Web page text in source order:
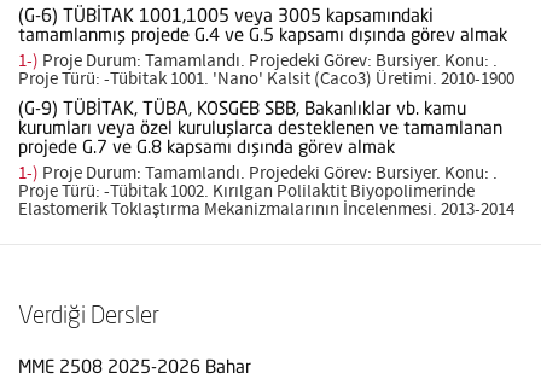
(G-6) TÜBİTAK 1001,1005 veya 3005 kapsamındaki
tamamlanmış projede G.4 ve G.5 kapsamı dışında görev almak
1-) Proje Durum: Tamamlandı. Projedeki Görev: Bursiyer. Konu: .
Proje Türü: -Tübitak 1001. 'Nano' Kalsit (Caco3) Üretimi. 2010-1900
(G-9) TÜBİTAK, TÜBA, KOSGEB SBB, Bakanlıklar vb. kamu
kurumları veya özel kuruluşlarca desteklenen ve tamamlanan
projede G.7 ve G.8 kapsamı dışında görev almak
1-) Proje Durum: Tamamlandı. Projedeki Görev: Bursiyer. Konu: .
Proje Türü: -Tübitak 1002. Kırılgan Polilaktit Biyopolimerinde
Elastomerik Toklaştırma Mekanizmalarının İncelenmesi. 2013-2014
Verdiği Dersler
MME 2508 2025-2026 Bahar